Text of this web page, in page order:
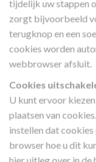
tijdelijk uw stappen
zorgt bijvoorbeeld
terugknop en een
cookies worden
webbrowser afsluit.
Cookies
U kunt ervoor
plaatsen van
instellen dat
browser hoe u dit